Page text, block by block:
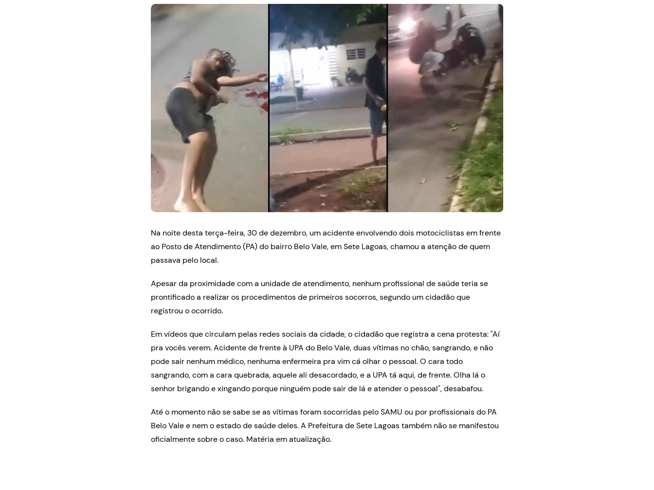
Na noite desta terça-feira, 30 de dezembro, um acidente envolvendo dois motociclistas em frente
ao Posto de Atendimento (PA) do bairro Belo Vale, em Sete Lagoas, chamou a atenção de quem
passava pelo local.
Apesar da proximidade com a unidade de atendimento, nenhum profissional de saúde teria se
prontificado a realizar os procedimentos de primeiros socorros, segundo um cidadão que
registrou o ocorrido.
Em vídeos que circulam pelas redes sociais da cidade, o cidadão que registra a cena protesta: "Aí
pra vocês verem. Acidente de frente à UPA do Belo Vale, duas vítimas no chão, sangrando, e não
pode sair nenhum médico, nenhuma enfermeira pra vim cá olhar o pessoal. O cara todo
sangrando, com a cara quebrada, aquele ali desacordado, e a UPA tá aqui, de frente. Olha lá o
senhor brigando e xingando porque ninguém pode sair de lá e atender o pessoal", desabafou.
Até o momento não se sabe se as vítimas foram socorridas pelo SAMU ou por profissionais do PA
Belo Vale e nem o estado de saúde deles. A Prefeitura de Sete Lagoas também não se manifestou
oficialmente sobre o caso. Matéria em atualização.